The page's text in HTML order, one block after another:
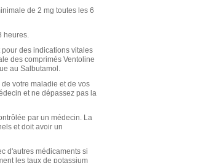
de 2 mg toutes les 6
heures.
des indications vitales
des comprimés Ventoline
au Salbutamol.
votre maladie et de vos
et ne dépassez pas la
par un médecin. La
et doit avoir un
d'autres médicaments si
les taux de potassium